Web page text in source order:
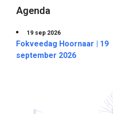
Agenda
19 sep 2026
Fokveedag Hoornaar | 19
september 2026